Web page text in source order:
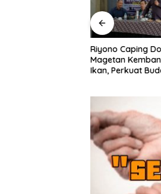
Ahmad
Sholeh: Pejuang
Viral No Justice”